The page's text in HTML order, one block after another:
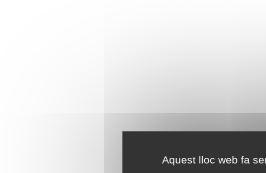
Aquest lloc web fa